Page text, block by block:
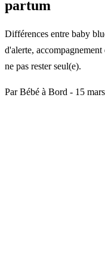
partum
Différences entre baby
d'alerte,
ne pas rester seul(e).
Par Bébé à Bord - 15